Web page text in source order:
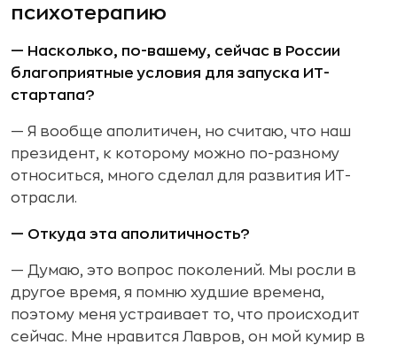
психотерапию
— Насколько, по-вашему, сейчас в России
благоприятные условия для запуска ИТ-
стартапа?
— Я вообще аполитичен, но считаю, что наш
президент, к которому можно по-разному
относиться, много сделал для развития ИТ-
отрасли.
— Откуда эта аполитичность?
— Думаю, это вопрос поколений. Мы росли в
другое время, я помню худшие времена,
поэтому меня устраивает то, что происходит
сейчас. Мне нравится Лавров, он мой кумир в